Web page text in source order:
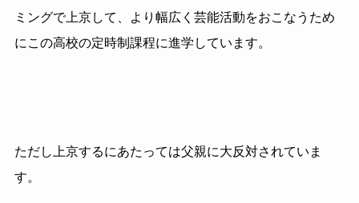
ミングで上京して、より幅広く芸能活動をおこなうため
にこの高校の定時制課程に進学しています。
ただし上京するにあたっては父親に大反対されていま
す。